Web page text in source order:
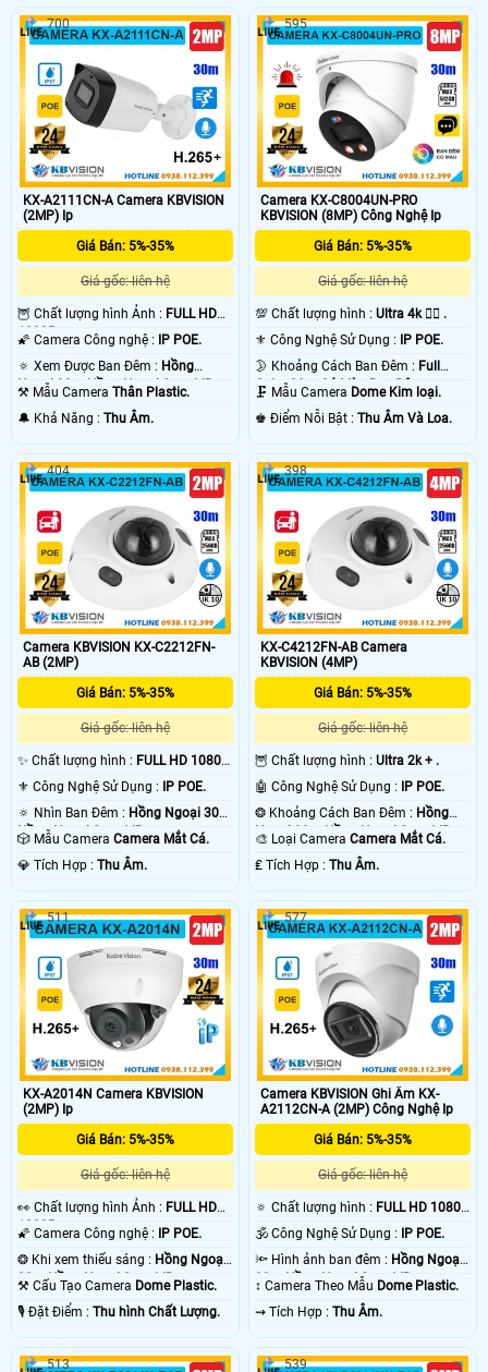
KX-A2111CN-A Camera KBVISION
(2MP) Ip
Giá Bán: 5%-35%
Giá gốc: liên hệ
🦉 Chất lượng hình Ảnh : FULL HD
1080P .
🌠 Camera Công nghệ : IP POE.
🔅 Xem Được Ban Đêm : Hồng
Ngoại 30m Hồng Ngoại Smart IR.
⚒ Mẫu Camera Thân Plastic.
️🔔 Khả Năng : Thu Âm.
700
Camera KX-C8004UN-PRO
KBVISION (8MP) Công Nghệ Ip
Giá Bán: 5%-35%
Giá gốc: liên hệ
💯 Chất lượng hình :Ultra 4k 👍🏾 .
⚜️ Công Nghệ Sử Dụng : IP POE.
🌛 Khoảng Cách Ban Đêm : Full
Color 30m Có Màu Ban Ðêm.
🗜️ Mẫu Camera Dome Kim loại.
️♚ Điểm Nỗi Bật :Thu Âm Và Loa.
595
Camera KBVISION KX-C2212FN-
AB (2MP)
Giá Bán: 5%-35%
Giá gốc: liên hệ
✨ Chất lượng hình : FULL HD 1080P
⚜️ Công Nghệ Sử Dụng :
IP POE.
🔅 Nhìn Ban Đêm : Hồng Ngoại 30m
Hồng Ngoại Smart IR.
🎲 Mẫu Camera Camera Mắt Cá.
️💎 Tích Hợp : Thu Âm.
404
KX-C4212FN-AB Camera
KBVISION (4MP)
Giá Bán: 5%-35%
Giá gốc: liên hệ
🦉 Chất lượng hình :Ultra 2k + .
🤖️ Công Nghệ Sử Dụng :
IP POE.
❂ Khoảng Cách Ban Đêm : Hồng
Ngoại 30m Hồng Ngoại Smart IR.
🎨 Loại CameraCamera Mắt Cá.
️₤ Tích Hợp :Thu Âm.
398
KX-A2014N Camera KBVISION
(2MP) Ip
Giá Bán: 5%-35%
Giá gốc: liên hệ
️👀 Chất lượng hình Ảnh : FULL HD
1080P .
🌠 Camera Công nghệ :
IP POE.
❂ Khi xem thiếu sáng : Hồng Ngoại
30m Hồng Ngoại Smart IR.
⚒ Cấu Tạo Camera Dome Plastic.
️🎙 Đặt Điểm : Thu hình Chất Lượng.
511
Camera KBVISION Ghi Âm KX-
A2112CN-A (2MP) Công Nghệ Ip
Giá Bán: 5%-35%
Giá gốc: liên hệ
🔅 Chất lượng hình : FULL HD 1080P
🕉️ Công Nghệ Sử Dụng :
IP POE.
🔦 Hình ảnh ban đêm : Hồng Ngoại
30m Hồng Ngoại Smart IR.
↕️ Camera Theo Mẫu Dome Plastic.
️⇝ Tích Hợp :Thu Âm.
577
513 539